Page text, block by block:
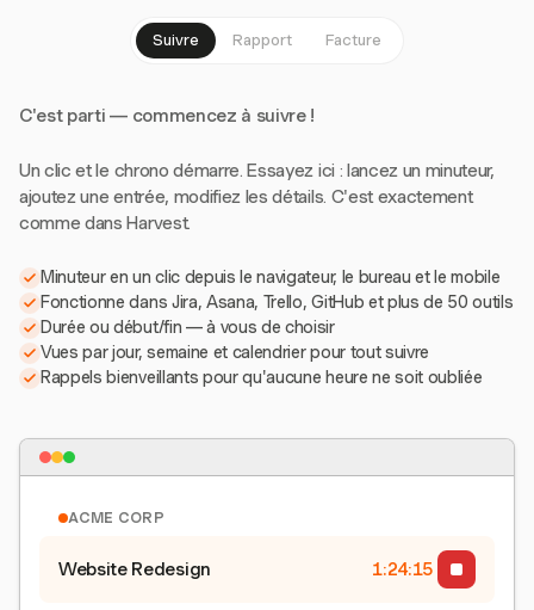
Suivre Rapport Facture
C'est parti — commencez à suivre !
Un clic et le chrono démarre. Essayez ici : lancez un minuteur,
ajoutez une entrée, modifiez les détails. C'est exactement
comme dans Harvest.
Minuteur en un clic depuis le navigateur, le bureau et le mobile
Fonctionne dans Jira, Asana, Trello, GitHub et plus de 50 outils
Durée ou début/fin — à vous de choisir
Vues par jour, semaine et calendrier pour tout suivre
Rappels bienveillants pour qu'aucune heure ne soit oubliée
ACME CORP
Website Redesign 1:24:15